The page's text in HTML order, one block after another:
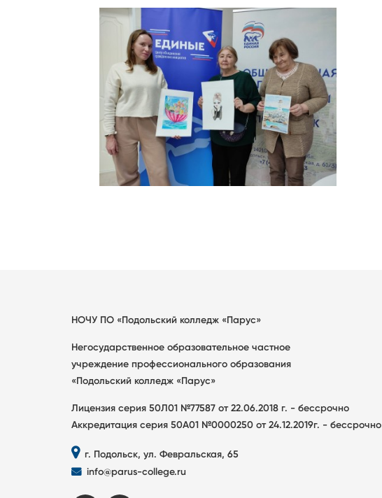
НОЧУ ПО «Подольский колледж «Парус»
Негосударственное образовательное частное
учреждение профессионального образования
«Подольский колледж «Парус»
Лицензия серия 50Л01 №77587 от 22.06.2018 г. - бессрочно
Аккредитация серия 50А01 №0000250 от 24.12.2019г. - бессрочно
г. Подольск, ул. Февральская, 65
info@parus-college.ru